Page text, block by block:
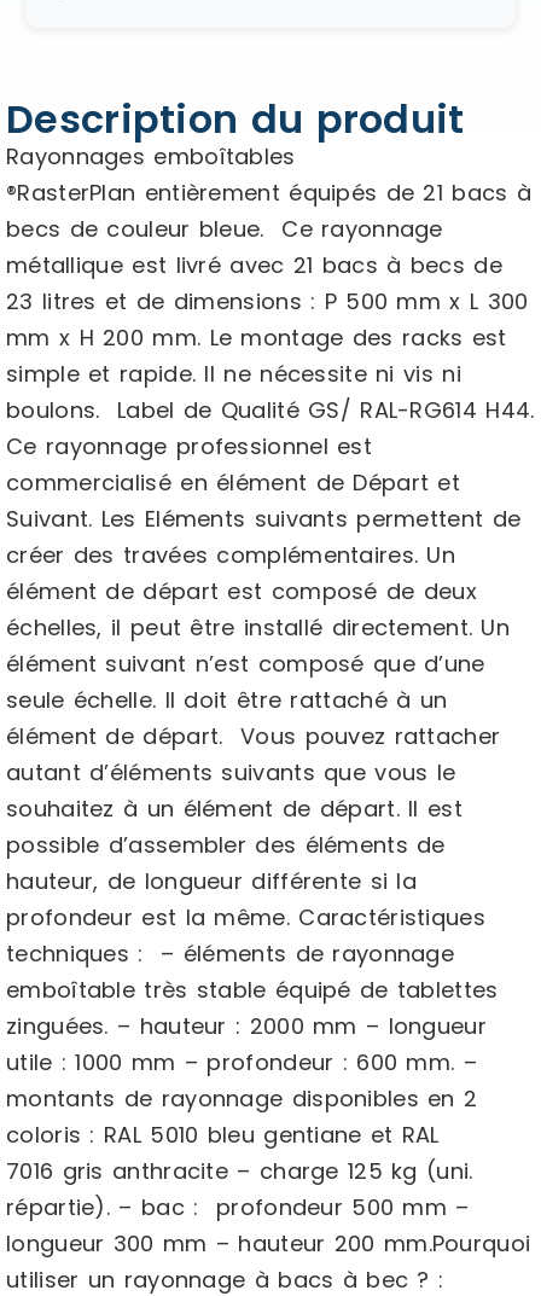
Description du produit
Rayonnages emboîtables
®RasterPlan entièrement équipés de 21 bacs à
becs de couleur bleue. Ce rayonnage
métallique est livré avec 21 bacs à becs de
23 litres et de dimensions : P 500 mm x L 300
mm x H 200 mm. Le montage des racks est
simple et rapide. Il ne nécessite ni vis ni
boulons. Label de Qualité GS/ RAL-RG614 H44.
Ce rayonnage professionnel est
commercialisé en élément de Départ et
Suivant. Les Eléments suivants permettent de
créer des travées complémentaires. Un
élément de départ est composé de deux
échelles, il peut être installé directement. Un
élément suivant n’est composé que d’une
seule échelle. Il doit être rattaché à un
élément de départ. Vous pouvez rattacher
autant d’éléments suivants que vous le
souhaitez à un élément de départ. Il est
possible d’assembler des éléments de
hauteur, de longueur différente si la
profondeur est la même. Caractéristiques
techniques : – éléments de rayonnage
emboîtable très stable équipé de tablettes
zinguées. – hauteur : 2000 mm – longueur
utile : 1000 mm – profondeur : 600 mm. –
montants de rayonnage disponibles en 2
coloris : RAL 5010 bleu gentiane et RAL
7016 gris anthracite – charge 125 kg (uni.
répartie). – bac : profondeur 500 mm –
longueur 300 mm – hauteur 200 mm.Pourquoi
utiliser un rayonnage à bacs à bec ? :